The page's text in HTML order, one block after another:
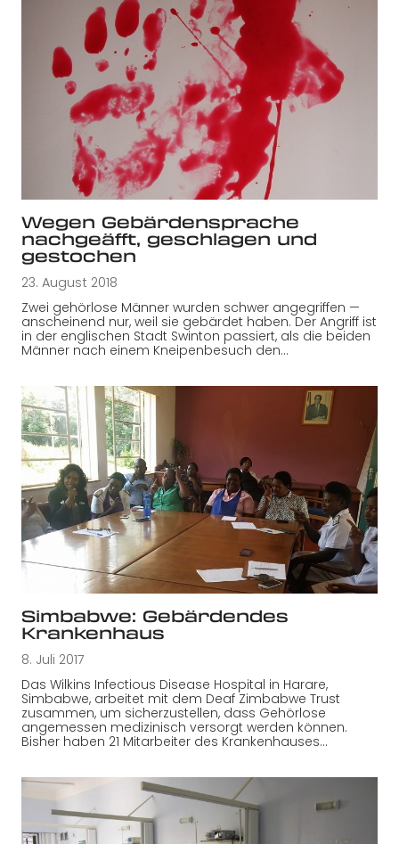
Wegen Gebärdensprache
nachgeäfft, geschlagen und
gestochen
23. August 2018
Zwei gehörlose Männer wurden schwer angegriffen —
anscheinend nur, weil sie gebärdet haben. Der Angriff ist
in der englischen Stadt Swinton passiert, als die beiden
Männer nach einem Kneipenbesuch den…
Simbabwe: Gebärdendes
Krankenhaus
8. Juli 2017
Das Wilkins Infectious Disease Hospital in Harare,
Simbabwe, arbeitet mit dem Deaf Zimbabwe Trust
zusammen, um sicherzustellen, dass Gehörlose
angemessen medizinisch versorgt werden können.
Bisher haben 21 Mitarbeiter des Krankenhauses…